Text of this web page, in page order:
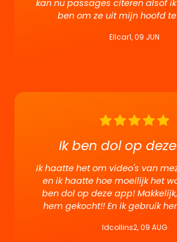
kan nu passages citeren alsof
ben om ze uit mijn hoofd te
Ellcar1, 09 JUN
Ik ben dol op
Ik haatte het om video's van
en ik haatte hoe moeilijk het
ben dol op deze app!
hem gekocht!! En ik gebruik
Idcollins2, 09 AUG